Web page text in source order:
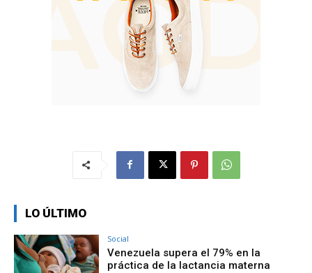
LO ÚLTIMO
Social
Venezuela supera el 79% en la
práctica de la lactancia materna